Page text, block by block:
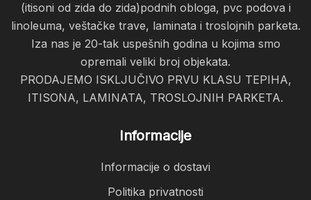
(itisoni od zida do zida)podnih obloga, pvc podova i
linoleuma, veštačke trave, laminata i troslojnih parketa.
Iza nas je 20-tak uspešnih godina u kojima smo
opremali veliki broj objekata.
PRODAJEMO ISKLJUČIVO PRVU KLASU TEPIHA,
ITISONA, LAMINATA, TROSLOJNIH PARKETA.
Informacije
Informacije o dostavi
Politika privatnosti